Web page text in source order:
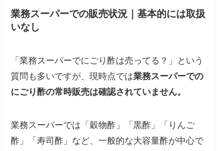
業務スーパーでの販売状況｜基本的には取扱
いなし
「業務スーパーでにごり酢は売ってる？」という
質問も多いですが、現時点では業務スーパーでの
にごり酢の常時販売は確認されていません。
業務スーパーでは「穀物酢」「黒酢」「りんご
酢」「寿司酢」など、一般的な大容量酢が中心で